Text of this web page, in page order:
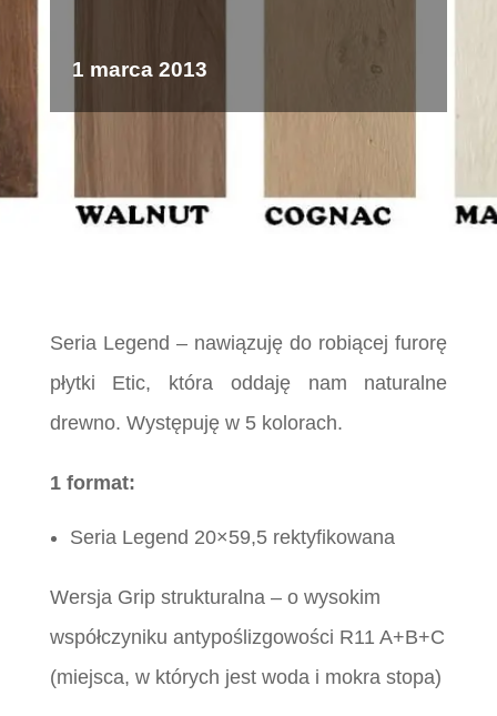
1 marca 2013
Seria Legend – nawiązuję do robiącej furorę
płytki Etic, która oddaję nam naturalne
drewno. Występuję w 5 kolorach.
1 format:
Seria Legend 20×59,5 rektyfikowana
Wersja Grip strukturalna – o wysokim
współczyniku antypoślizgowości R11 A+B+C
(miejsca, w których jest woda i mokra stopa)